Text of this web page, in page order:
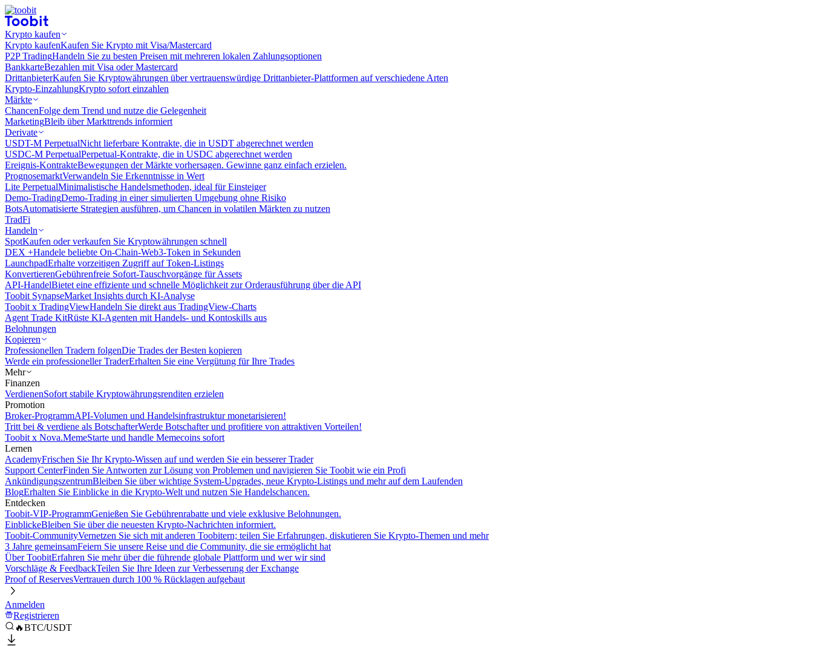
Krypto kaufen
Krypto kaufenKaufen Sie Krypto mit Visa/Mastercard
P2P TradingHandeln Sie zu besten Preisen mit mehreren lokalen Zahlungsoptionen
BankkarteBezahlen mit Visa oder Mastercard
DrittanbieterKaufen Sie Kryptowährungen über vertrauenswürdige Drittanbieter-Plattformen auf verschiedene Arten
Krypto-EinzahlungKrypto sofort einzahlen
Märkte
ChancenFolge dem Trend und nutze die Gelegenheit
MarketingBleib über Markttrends informiert
Derivate
USDT-M PerpetualNicht lieferbare Kontrakte, die in USDT abgerechnet werden
USDC-M PerpetualPerpetual-Kontrakte, die in USDC abgerechnet werden
Ereignis-KontrakteBewegungen der Märkte vorhersagen. Gewinne ganz einfach erzielen.
PrognosemarktVerwandeln Sie Erkenntnisse in Wert
Lite PerpetualMinimalistische Handelsmethoden, ideal für Einsteiger
Demo-TradingDemo-Trading in einer simulierten Umgebung ohne Risiko
BotsAutomatisierte Strategien ausführen, um Chancen in volatilen Märkten zu nutzen
TradFi
Handeln
SpotKaufen oder verkaufen Sie Kryptowährungen schnell
DEX +Handele beliebte On-Chain-Web3-Token in Sekunden
LaunchpadErhalte vorzeitigen Zugriff auf Token-Listings
KonvertierenGebührenfreie Sofort-Tauschvorgänge für Assets
API-HandelBietet eine effiziente und schnelle Möglichkeit zur Orderausführung über die API
Toobit SynapseMarket Insights durch KI-Analyse
Toobit x TradingViewHandeln Sie direkt aus TradingView-Charts
Agent Trade KitRüste KI-Agenten mit Handels- und Kontoskills aus
Belohnungen
Kopieren
Professionellen Tradern folgenDie Trades der Besten kopieren
Werde ein professioneller TraderErhalten Sie eine Vergütung für Ihre Trades
Mehr
Finanzen
VerdienenSofort stabile Kryptowährungsrenditen erzielen
Promotion
Broker-ProgrammAPI-Volumen und Handelsinfrastruktur monetarisieren!
Tritt bei & verdiene als BotschafterWerde Botschafter und profitiere von attraktiven Vorteilen!
Toobit x Nova.MemeStarte und handle Memecoins sofort
Lernen
AcademyFrischen Sie Ihr Krypto-Wissen auf und werden Sie ein besserer Trader
Support CenterFinden Sie Antworten zur Lösung von Problemen und navigieren Sie Toobit wie ein Profi
AnkündigungszentrumBleiben Sie über wichtige System-Upgrades, neue Krypto-Listings und mehr auf dem Laufenden
BlogErhalten Sie Einblicke in die Krypto-Welt und nutzen Sie Handelschancen.
Entdecken
Toobit-VIP-ProgrammGenießen Sie Gebührenrabatte und viele exklusive Belohnungen.
EinblickeBleiben Sie über die neuesten Krypto-Nachrichten informiert.
Toobit-CommunityVernetzen Sie sich mit anderen Toobitern; teilen Sie Erfahrungen, diskutieren Sie Krypto-Themen und mehr
3 Jahre gemeinsamFeiern Sie unsere Reise und die Community, die sie ermöglicht hat
Über ToobitErfahren Sie mehr über die führende globale Plattform und wer wir sind
Vorschläge & FeedbackTeilen Sie Ihre Ideen zur Verbesserung der Exchange
Proof of ReservesVertrauen durch 100 % Rücklagen aufgebaut
Anmelden
Registrieren
🔥BTC/USDT